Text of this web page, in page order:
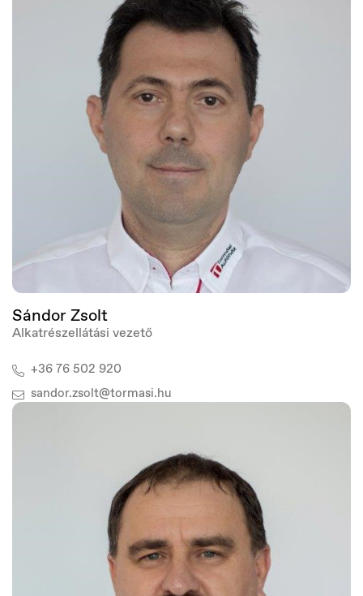
Luxembourg
Français
Macedonia
Македонски
Sándor Zsolt
Alkatrészellátási vezető
+36 76 502 920
sandor.zsolt@tormasi.hu